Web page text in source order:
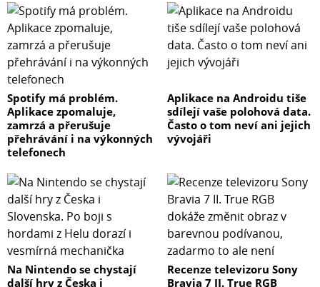
Spotify má problém.
Aplikace zpomaluje,
zamrzá a přerušuje
přehrávání i na výkonných
telefonech
Aplikace na Androidu tiše
sdílejí vaše polohová data.
Často o tom neví ani jejich
vývojáři
Na Nintendo se chystají
další hry z Česka i
Recenze televizoru Sony
Bravia 7 II. True RGB